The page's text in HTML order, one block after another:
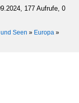
177 Aufrufe, 0
Seen » Europa »